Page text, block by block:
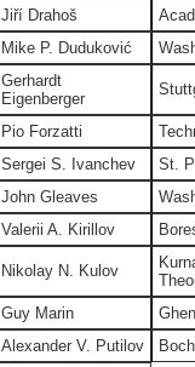
Jiří Drahoš
Mike P. Duduković
Gerhardt
Eigenberger
Pio Forzatti
Sergei S. Ivanchev
St.
John Gleaves
Valerii A. Kirillov
Nikolay N. Kulov
Guy Marin
Alexander V. Putilov